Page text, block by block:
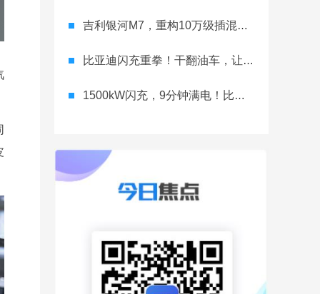
吉利银河M7，重构10万级插混价值
比亚迪闪充重拳！干翻油车，让行业再无退路
1500kW闪充，9分钟满电！比亚迪真敢卷